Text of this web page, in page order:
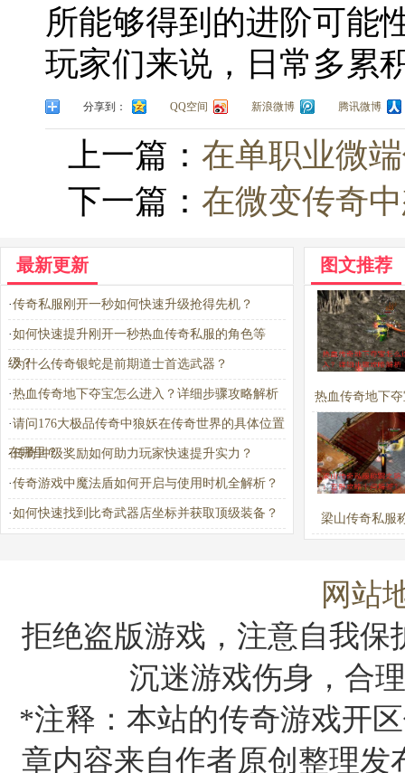
所能够得到的进阶可能
玩家们来说，日常多累
分享到： QQ空间 新浪微博 腾讯微博
上一篇： 在单职业微
下一篇： 在微变传奇
最新更新
·传奇私服刚开一秒如何快速升级抢得先机？
·如何快速提升刚开一秒热血传奇私服的角色等
级？
·为什么传奇银蛇是前期道士首选武器？
·热血传奇地下夺宝怎么进入？详细步骤攻略解析
·请问176大极品传奇中狼妖在传奇世界的具体位置
在哪里？
·传奇冲级奖励如何助力玩家快速提升实力？
·传奇游戏中魔法盾如何开启与使用时机全解析？
·如何快速找到比奇武器店坐标并获取顶级装备？
图文推荐
热血传奇地下
进入？详细步
析
梁山传奇私服
答？
网站
拒绝盗版游戏，注意自我
沉迷游戏伤身，合
*注释：本站的传奇游戏开
章内容来自作者原创整理